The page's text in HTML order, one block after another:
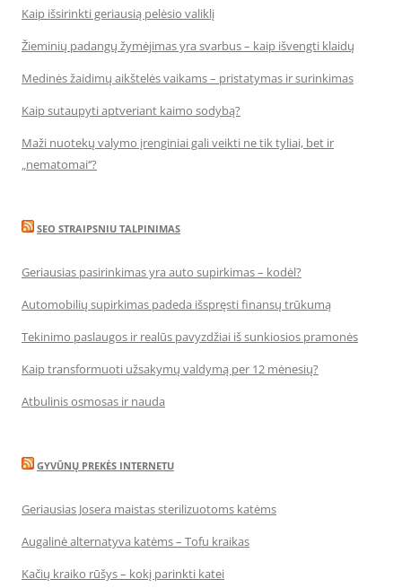
Kaip išsirinkti geriausią pelėsio valiklį
Žieminių padangų žymėjimas yra svarbus – kaip išvengti klaidų
Medinės žaidimų aikštelės vaikams – pristatymas ir surinkimas
Kaip sutaupyti aptveriant kaimo sodybą?
Maži nuotekų valymo įrenginiai gali veikti ne tik tyliai, bet ir
„nematomai‘‘?
SEO STRAIPSNIU TALPINIMAS
Geriausias pasirinkimas yra auto supirkimas – kodėl?
Automobilių supirkimas padeda išspręsti finansų trūkumą
Tekinimo paslaugos ir realūs pavyzdžiai iš sunkiosios pramonės
Kaip transformuoti užsakymų valdymą per 12 mėnesių?
Atbulinis osmosas ir nauda
GYVŪNŲ PREKĖS INTERNETU
Geriausias Josera maistas sterilizuotoms katėms
Augalinė alternatyva katėms – Tofu kraikas
Kačių kraiko rūšys – kokį parinkti katei